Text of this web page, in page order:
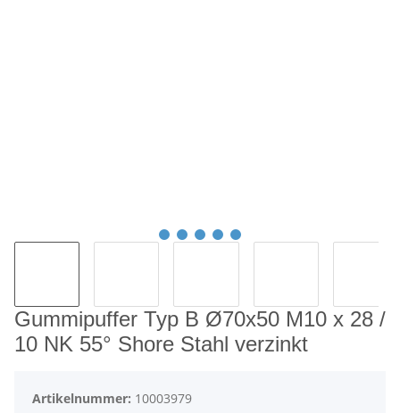
Gummipuffer Typ B Ø70x50 M10 x 28 /
10 NK 55° Shore Stahl verzinkt
Artikelnummer: 10003979